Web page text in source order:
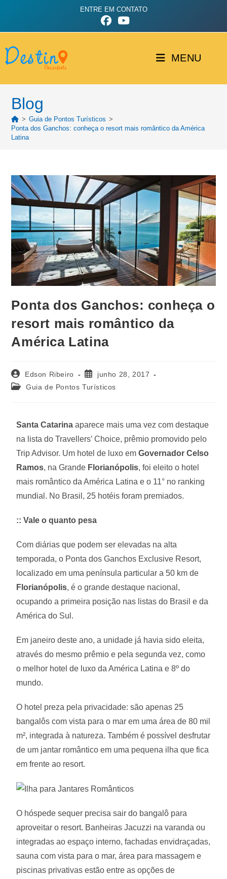
ENTRE EM CONTATO
MENU
Blog
> Guia de Pontos Turísticos >
Ponta dos Ganchos: conheça o resort mais romântico da América
Latina
Ponta dos Ganchos: conheça o
resort mais romântico da
América Latina
Edson Ribeiro
junho 28, 2017
Guia de Pontos Turísticos
Santa Catarina aparece mais uma vez com destaque
na lista do Travellers’ Choice, prêmio promovido pelo
Trip Advisor. Um hotel de luxo emGovernador Celso
Ramos, na Grande Florianópolis, foi eleito o hotel
mais romântico da América Latina e o 11° no ranking
mundial. No Brasil, 25 hotéis foram premiados.
:: Vale o quanto pesa
Com diárias que podem ser elevadas na alta
temporada, o Ponta dos Ganchos Exclusive Resort,
localizado em uma península particular a 50 km de
Florianópolis, é o grande destaque nacional,
ocupando a primeira posição nas listas do Brasil e da
América do Sul.
Em janeiro deste ano, a unidade já havia sido eleita,
através do mesmo prêmio e pela segunda vez, como
o melhor hotel de luxo da América Latina e 8º do
mundo.
O hotel preza pela privacidade: são apenas 25
bangalôs com vista para o mar em uma área de 80 mil
m², integrada à natureza. Também é possível desfrutar
de um jantar romântico em uma pequena ilha que fica
em frente ao resort.
O hóspede sequer precisa sair do bangalô para
aproveitar o resort. Banheiras Jacuzzi na varanda ou
integradas ao espaço interno, fachadas envidraçadas,
sauna com vista para o mar, área para massagem e
piscinas privativas estão entre as opções de